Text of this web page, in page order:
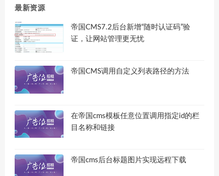
最新资源
帝国CMS7.2后台新增“随时认证码”验
证，让网站管理更无忧
帝国CMS调用自定义列表路径的方法
在帝国cms模板任意位置调用指定id的栏
目名称和链接
帝国cms后台标题图片实现远程下载